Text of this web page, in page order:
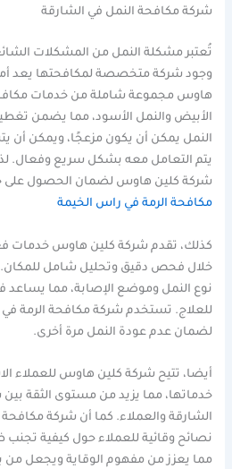
شركة مكافحة النمل في الشارقة
تُعتبر مشكلة النمل من المشكلات
وجود شركة متخصصة لمكافحتها يعد
هاوس مجموعة شاملة من خدمات
الأبيض والنمل الأسود، مما يضمن
النمل يمكن أن يكون مزعجًا، ويمكن أن
يتم التعامل معه بشكل سريع وفعال.
شركة كلين هاوس لضمان الحصول على
مكافحة الرمة في راس الخيمة
كذلك، تقدم شركة كلين هاوس خدمات
خلال فحص دقيق وتحليل شامل للمكان.
نوع النمل وموضع الإصابة، مما
للعلاج. تستخدم شركة مكافحة الرمة في
لضمان عدم عودة النمل مرة أخرى.
أيضا، تتيح شركة كلين هاوس للعملاء
خدماتها، مما يزيد من مستوى الثقة
الشارقة والعملاء. كما أن شركة مكافحة
نصائح وقائية للعملاء حول كيفية
مما يعزز من مفهوم الوقاية ويجعل من